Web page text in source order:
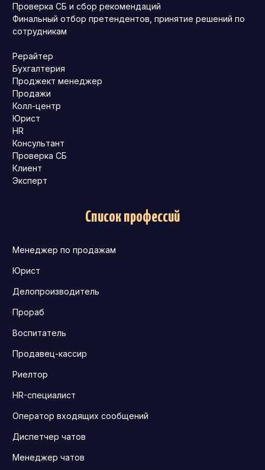
Проверка СБ и сбор рекомендаций
Финальный отбор претендентов, принятие решений по
сотрудникам
Рерайтер
Бухгалтерия
Проджект менеджер
Продажи
Колл-центр
Юрист
HR
Консультант
Проверка СБ
Клиент
Эксперт
Список профессий
Менеджер по продажам
Юрист
Делопроизводитель
Прораб
Воспитатель
Продавец-кассир
Риелтор
HR-специалист
Оператор входящих сообщений
Диспетчер чатов
Менеджер чатов